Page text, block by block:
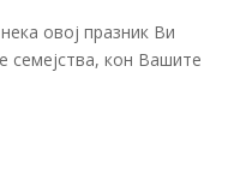
овој празник Ви
семејства, кон Вашите